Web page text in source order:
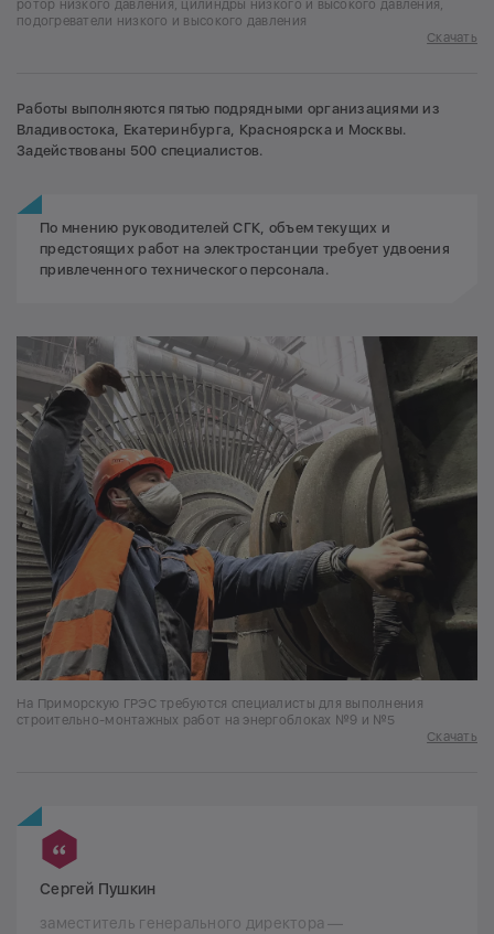
ротор низкого давления, цилиндры низкого и высокого давления,
подогреватели низкого и высокого давления
Скачать
Работы выполняются пятью подрядными организациями из
Владивостока, Екатеринбурга, Красноярска и Москвы.
Задействованы 500 специалистов.
По мнению руководителей СГК, объем текущих и
предстоящих работ на электростанции требует удвоения
привлеченного технического персонала.
На Приморскую ГРЭС требуются специалисты для выполнения
строительно-монтажных работ на энергоблоках №9 и №5
Скачать
Сергей Пушкин
заместитель генерального директора —